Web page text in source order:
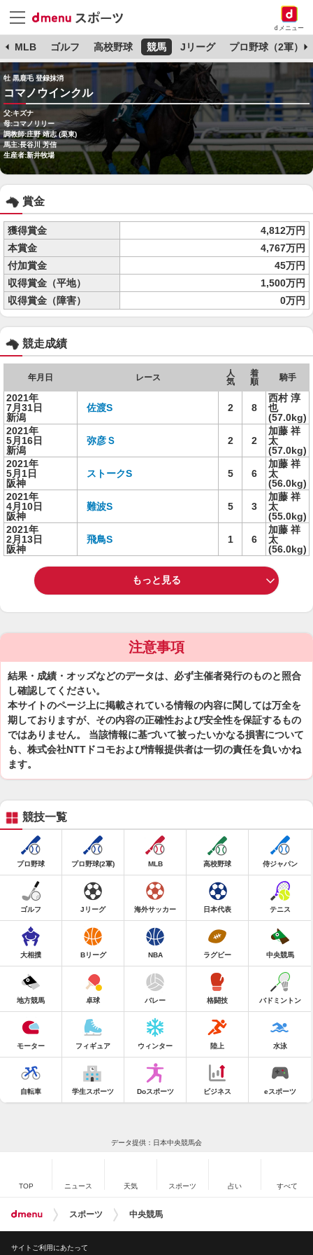
dメニュー
MLB ゴルフ 高校野球 競馬 Jリーグ プロ野球（2軍）
牡 黒鹿毛 登録抹消
コマノウインクル
父:キズナ
母:コマノリリー
調教師:庄野 靖志 (栗東)
馬主:長谷川 芳信
生産者:新井牧場
賞金
獲得賞金
4,812万円
本賞金
4,767万円
付加賞金
45万円
収得賞金（平地）
1,500万円
収得賞金（障害）
0万円
競走成績
年月日 レース
人
気
着
順
騎手
2021年
7月31日
新潟
佐渡S 2 8
西村 淳
也
(57.0kg)
2021年
5月16日
新潟
弥彦Ｓ 2 2
加藤 祥
太
(57.0kg)
2021年
5月1日
阪神
ストークS 5 6
加藤 祥
太
(56.0kg)
2021年
4月10日
阪神
難波S 5 3
加藤 祥
太
(55.0kg)
2021年
2月13日
阪神
飛鳥S 1 6
加藤 祥
太
(56.0kg)
もっと見る
注意事項
結果・成績・オッズなどのデータは、必ず主催者発行のものと照合
し確認してください。
本サイトのページ上に掲載されている情報の内容に関しては万全を
期しておりますが、その内容の正確性および安全性を保証するもの
ではありません。 当該情報に基づいて被ったいかなる損害について
も、株式会社NTTドコモおよび情報提供者は一切の責任を負いかね
ます。
競技一覧
プロ野球 プロ野球(2軍) MLB 高校野球 侍ジャパン
ゴルフ Jリーグ 海外サッカー 日本代表 テニス
大相撲 Bリーグ NBA ラグビー 中央競馬
地方競馬 卓球 バレー 格闘技 バドミントン
モーター フィギュア ウィンター 陸上 水泳
自転車 学生スポーツ Doスポーツ ビジネス eスポーツ
データ提供：日本中央競馬会
TOP ニュース 天気 スポーツ 占い すべて
スポーツ 中央競馬
サイトご利用にあたって